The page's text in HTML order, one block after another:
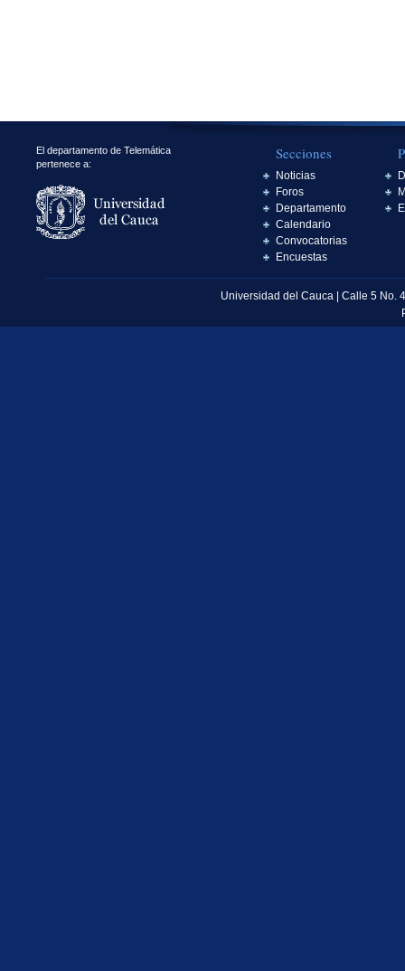
El departamento de Telemática
pertenece a:
Secciones
Noticias
Foros
Departamento
Calendario
Convocatorias
Encuestas
Universidad del Cauca | Calle 5 No.